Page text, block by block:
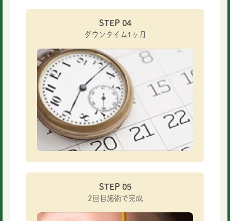
STEP 04
ダウンタイム1ヶ月
STEP 05
2回目施術で完成